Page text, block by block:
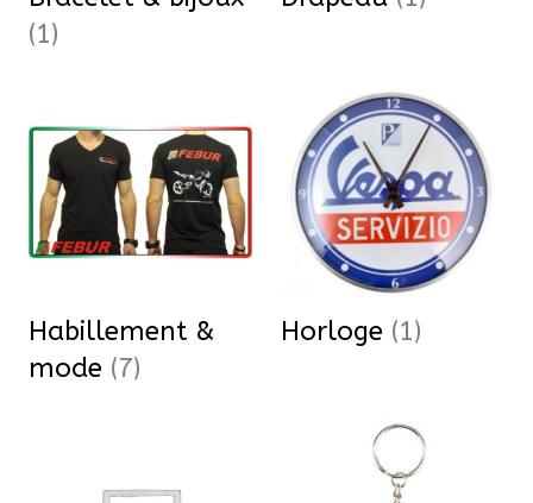
(1)
Habillement &
mode (7)
Horloge (1)